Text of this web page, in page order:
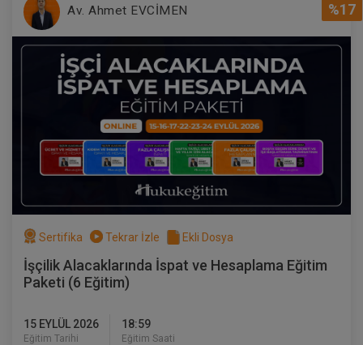
Müvekkille Görüşme
300 TL Sepete Ekle
Av. M. Ufuk TEKİN
%17
Av. Ahmet EVCİMEN
Sertifika Tekrar İzle Ekli Dosya
İşçilik Alacaklarında İspat ve Hesaplama Eğitim
Paketi (6 Eğitim)
15 EYLÜL 2026
Eğitim Tarihi
18:59
Eğitim Saati